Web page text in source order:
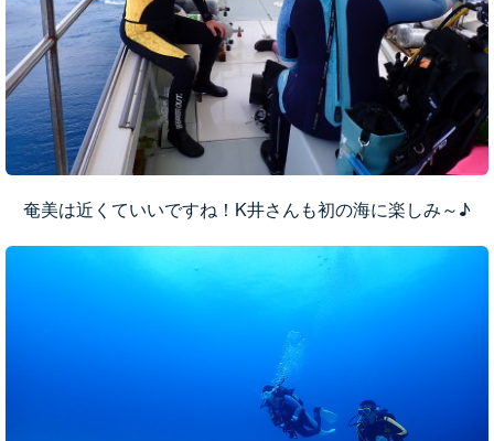
奄美は近くていいですね！K井さんも初の海に楽しみ～♪